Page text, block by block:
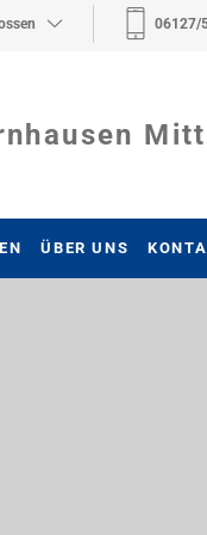
06127/
ÜBER UNS